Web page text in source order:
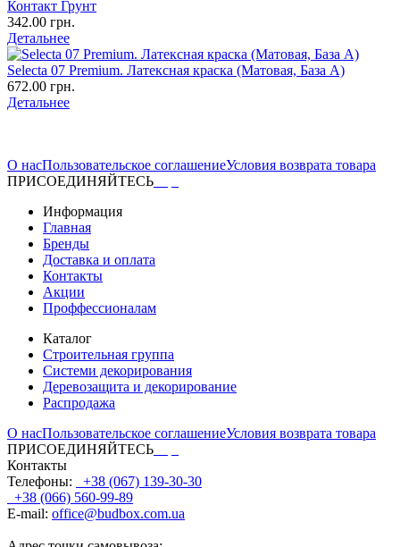
Контакт Грунт
342.00 грн.
Детальнее
Selecta 07 Premium. Латексная краска (Матовая, База А)
672.00 грн.
Детальнее
О насПользовательское соглашениеУсловия возврата товара
ПРИСОЕДИНЯЙТЕСЬ
Информация
Главная
Бренды
Доставка и оплата
Контакты
Акции
Проффессионалам
Каталог
Строительная группа
Системи декорирования
Деревозащита и декорирование
Распродажа
О насПользовательское соглашениеУсловия возврата товара
ПРИСОЕДИНЯЙТЕСЬ
Контакты
Телефоны:
+38 (067) 139-30-30
+38 (066) 560-99-89
E-mail: office@budbox.com.ua